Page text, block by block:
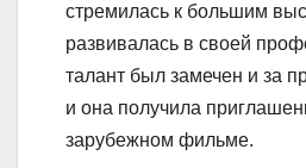
стремилась к большим
развивалась в своей
талант был замечен и за
и она получила
зарубежном фильме.